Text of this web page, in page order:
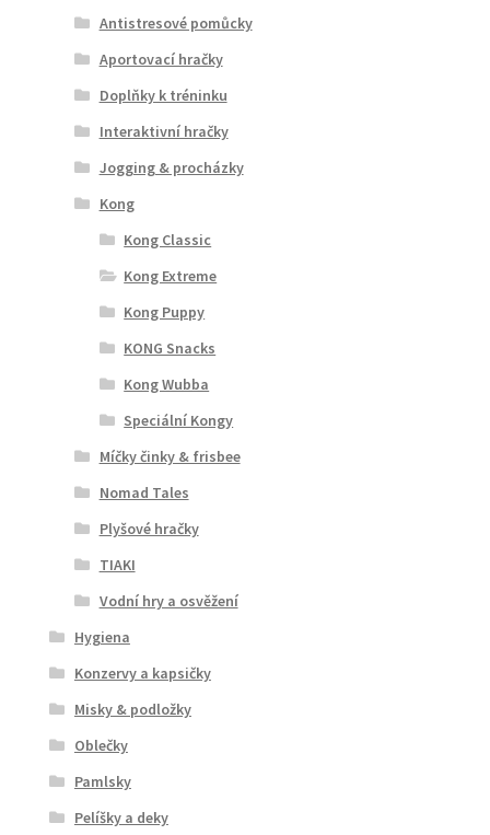
Antistresové pomůcky
Aportovací hračky
Doplňky k tréninku
Interaktivní hračky
Jogging & procházky
Kong
Kong Classic
Kong Extreme
Kong Puppy
KONG Snacks
Kong Wubba
Speciální Kongy
Míčky činky & frisbee
Nomad Tales
Plyšové hračky
TIAKI
Vodní hry a osvěžení
Hygiena
Konzervy a kapsičky
Misky & podložky
Oblečky
Pamlsky
Pelíšky a deky